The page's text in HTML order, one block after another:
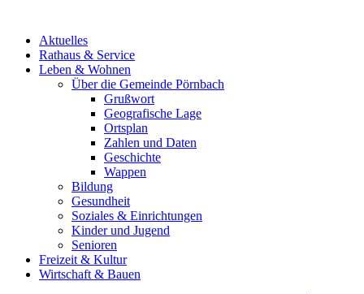
Aktuelles
Rathaus & Service
Leben & Wohnen
Über die Gemeinde Pörnbach
Grußwort
Geografische Lage
Ortsplan
Zahlen und Daten
Geschichte
Wappen
Bildung
Gesundheit
Soziales & Einrichtungen
Kinder und Jugend
Senioren
Freizeit & Kultur
Wirtschaft & Bauen